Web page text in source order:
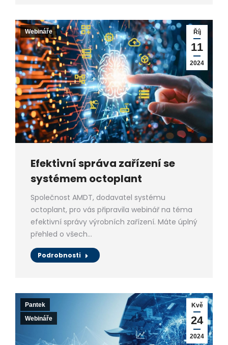
Říj
11
2024
Webináře
Efektivní správa zařízení se
systémem octoplant
Společnost AMDT, dodavatel systému
octoplant, pro vás připravila webinář na téma
efektivní správy výrobních zařízení. Máte úplný
přehled o všech…
Podrobnosti
Kvě
24
2024
Pantek
Webináře